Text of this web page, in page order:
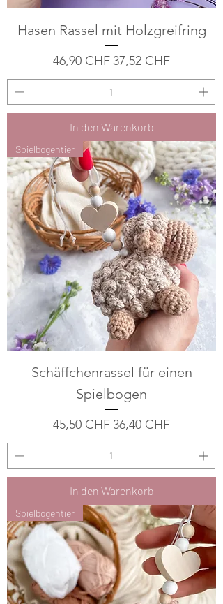
Hasen Rassel mit Holzgreifring
Standardpreis
46,90 CHF Sale-Preis
37,52 CHF
In den Warenkorb
Spielbogentier
Schäffchenrassel für einen
Spielbogen
Standardpreis
45,50 CHF Sale-Preis
36,40 CHF
In den Warenkorb
Spielbogentier